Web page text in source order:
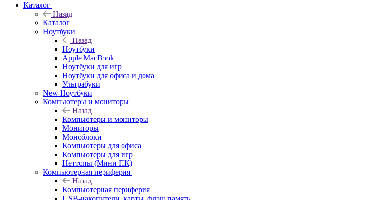
Каталог
Назад
Каталог
Ноутбуки
Назад
Ноутбуки
Apple MacBook
Ноутбуки для игр
Ноутбуки для офиса и дома
Ультрабуки
New Ноутбуки
Компьютеры и мониторы
Назад
Компьютеры и мониторы
Мониторы
Моноблоки
Компьютеры для офиса
Компьютеры для игр
Неттопы (Мини ПК)
Компьютерная периферия
Назад
Компьютерная периферия
USB-накопители, карты, флэш память